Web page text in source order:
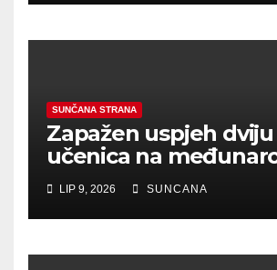
SUNČANA STRANA
Zapažen uspjeh dviju
učenica na
literarnim natječajima
LIP 9, 2026 SUNCANA